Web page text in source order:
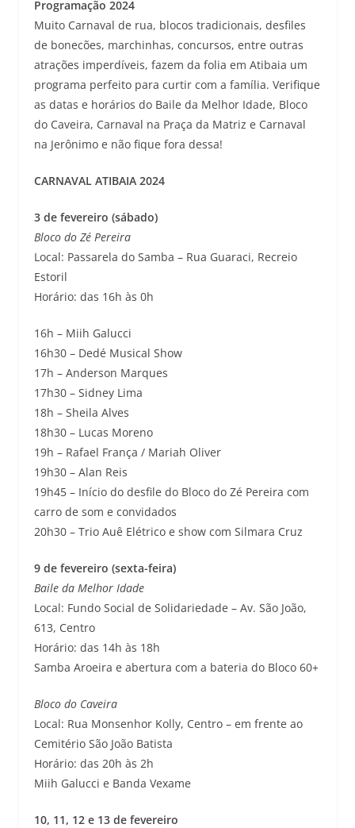
Programação 2024
Muito Carnaval de rua, blocos tradicionais, desfiles
de bonecões, marchinhas, concursos, entre outras
atrações imperdíveis, fazem da folia em Atibaia um
programa perfeito para curtir com a família. Verifique
as datas e horários do Baile da Melhor Idade, Bloco
do Caveira, Carnaval na Praça da Matriz e Carnaval
na Jerônimo e não fique fora dessa!
CARNAVAL ATIBAIA 2024
3 de fevereiro (sábado)
Bloco do Zé Pereira
Local: Passarela do Samba – Rua Guaraci, Recreio
Estoril
Horário: das 16h às 0h
16h – Miih Galucci
16h30 – Dedé Musical Show
17h – Anderson Marques
17h30 – Sidney Lima
18h – Sheila Alves
18h30 – Lucas Moreno
19h – Rafael França / Mariah Oliver
19h30 – Alan Reis
19h45 – Início do desfile do Bloco do Zé Pereira com
carro de som e convidados
20h30 – Trio Auê Elétrico e show com Silmara Cruz
9 de fevereiro (sexta-feira)
Baile da Melhor Idade
Local: Fundo Social de Solidariedade – Av. São João,
613, Centro
Horário: das 14h às 18h
Samba Aroeira e abertura com a bateria do Bloco 60+
Bloco do Caveira
Local: Rua Monsenhor Kolly, Centro – em frente ao
Cemitério São João Batista
Horário: das 20h às 2h
Miih Galucci e Banda Vexame
10, 11, 12 e 13 de fevereiro